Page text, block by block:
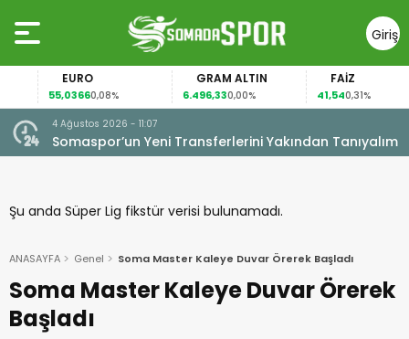
Giriş
Yap
EURO
55,03660,08%
GRAM ALTIN
6.496,330,00%
FAİZ
41,540,31%
4 Ağustos 2026 - 11:07
Somaspor’un Yeni Transferlerini Yakından Tanıyalım
Şu anda Süper Lig fikstür verisi bulunamadı.
ANASAYFA Genel Soma Master Kaleye Duvar Örerek Başladı
Soma Master Kaleye Duvar Örerek
Başladı